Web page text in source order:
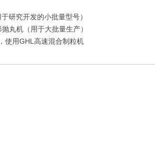
研究开发的小批量型号）
丸机（用于大批量生产）
使用GHL高速混合制粒机